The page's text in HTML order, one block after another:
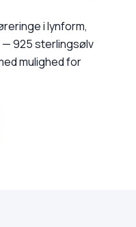
i lynform,
925 sterlingsølv
mulighed for